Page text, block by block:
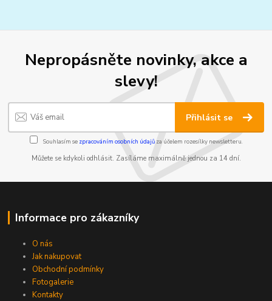
Nepropásněte novinky, akce a
slevy!
Přihlásit se
Souhlasím se zpracováním osobních údajůza účelem rozesílky newsletteru.
Můžete se kdykoli odhlásit. Zasíláme maximálně jednou za 14 dní.
Informace pro zákazníky
O nás
Jak nakupovat
Obchodní podmínky
Fotogalerie
Kontakty